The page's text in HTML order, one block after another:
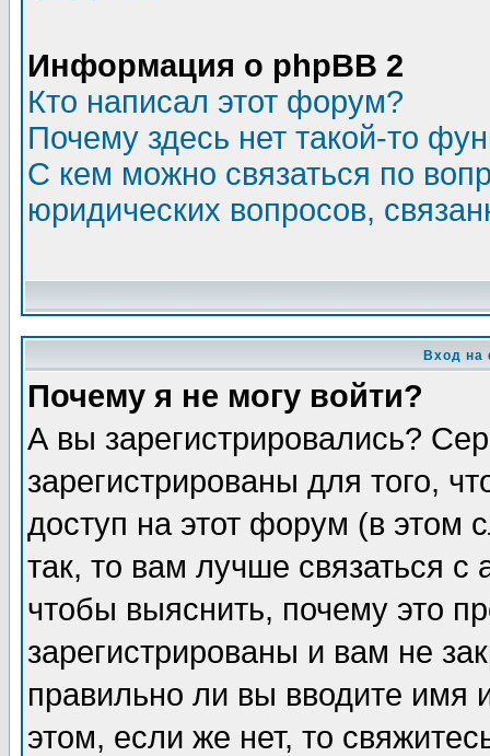
Информация о phpBB 2
Кто написал этот форум?
Почему здесь нет такой-то
С кем можно связаться по
юридических вопросов,
Вход на
Почему я не могу войти?
А вы зарегистрировались?
зарегистрированы для того,
доступ на этот форум (в этом
так, то вам лучше связаться
чтобы выяснить, почему это
зарегистрированы и вам не
правильно ли вы вводите
этом, если же нет, то